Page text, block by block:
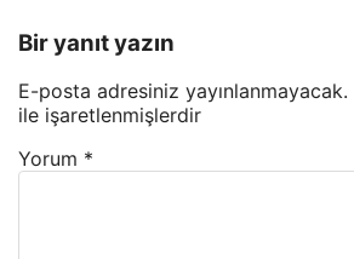
Bir yanıt yazın
E-posta adresiniz yayınlanmayacak.
ile işaretlenmişlerdir
Yorum *